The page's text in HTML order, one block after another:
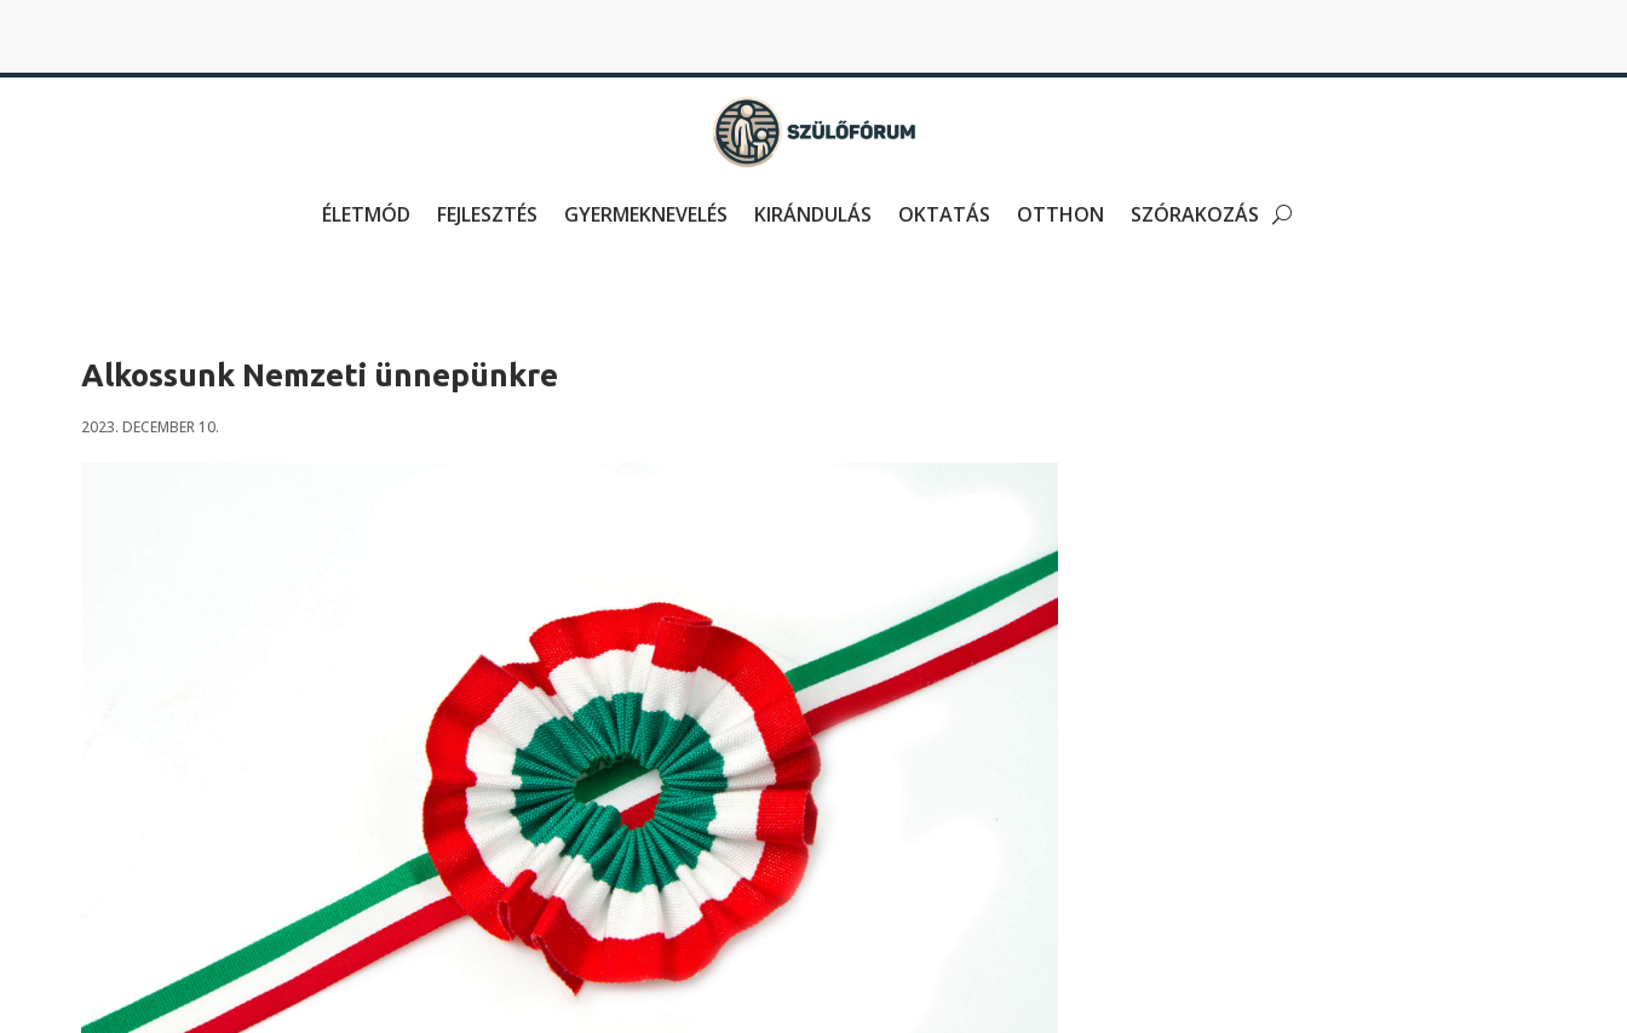
ÉLETMÓD FEJLESZTÉS GYERMEKNEVELÉS KIRÁNDULÁS OKTATÁS OTTHON SZÓRAKOZÁS
Alkossunk Nemzeti ünnepünkre
2023. DECEMBER 10.